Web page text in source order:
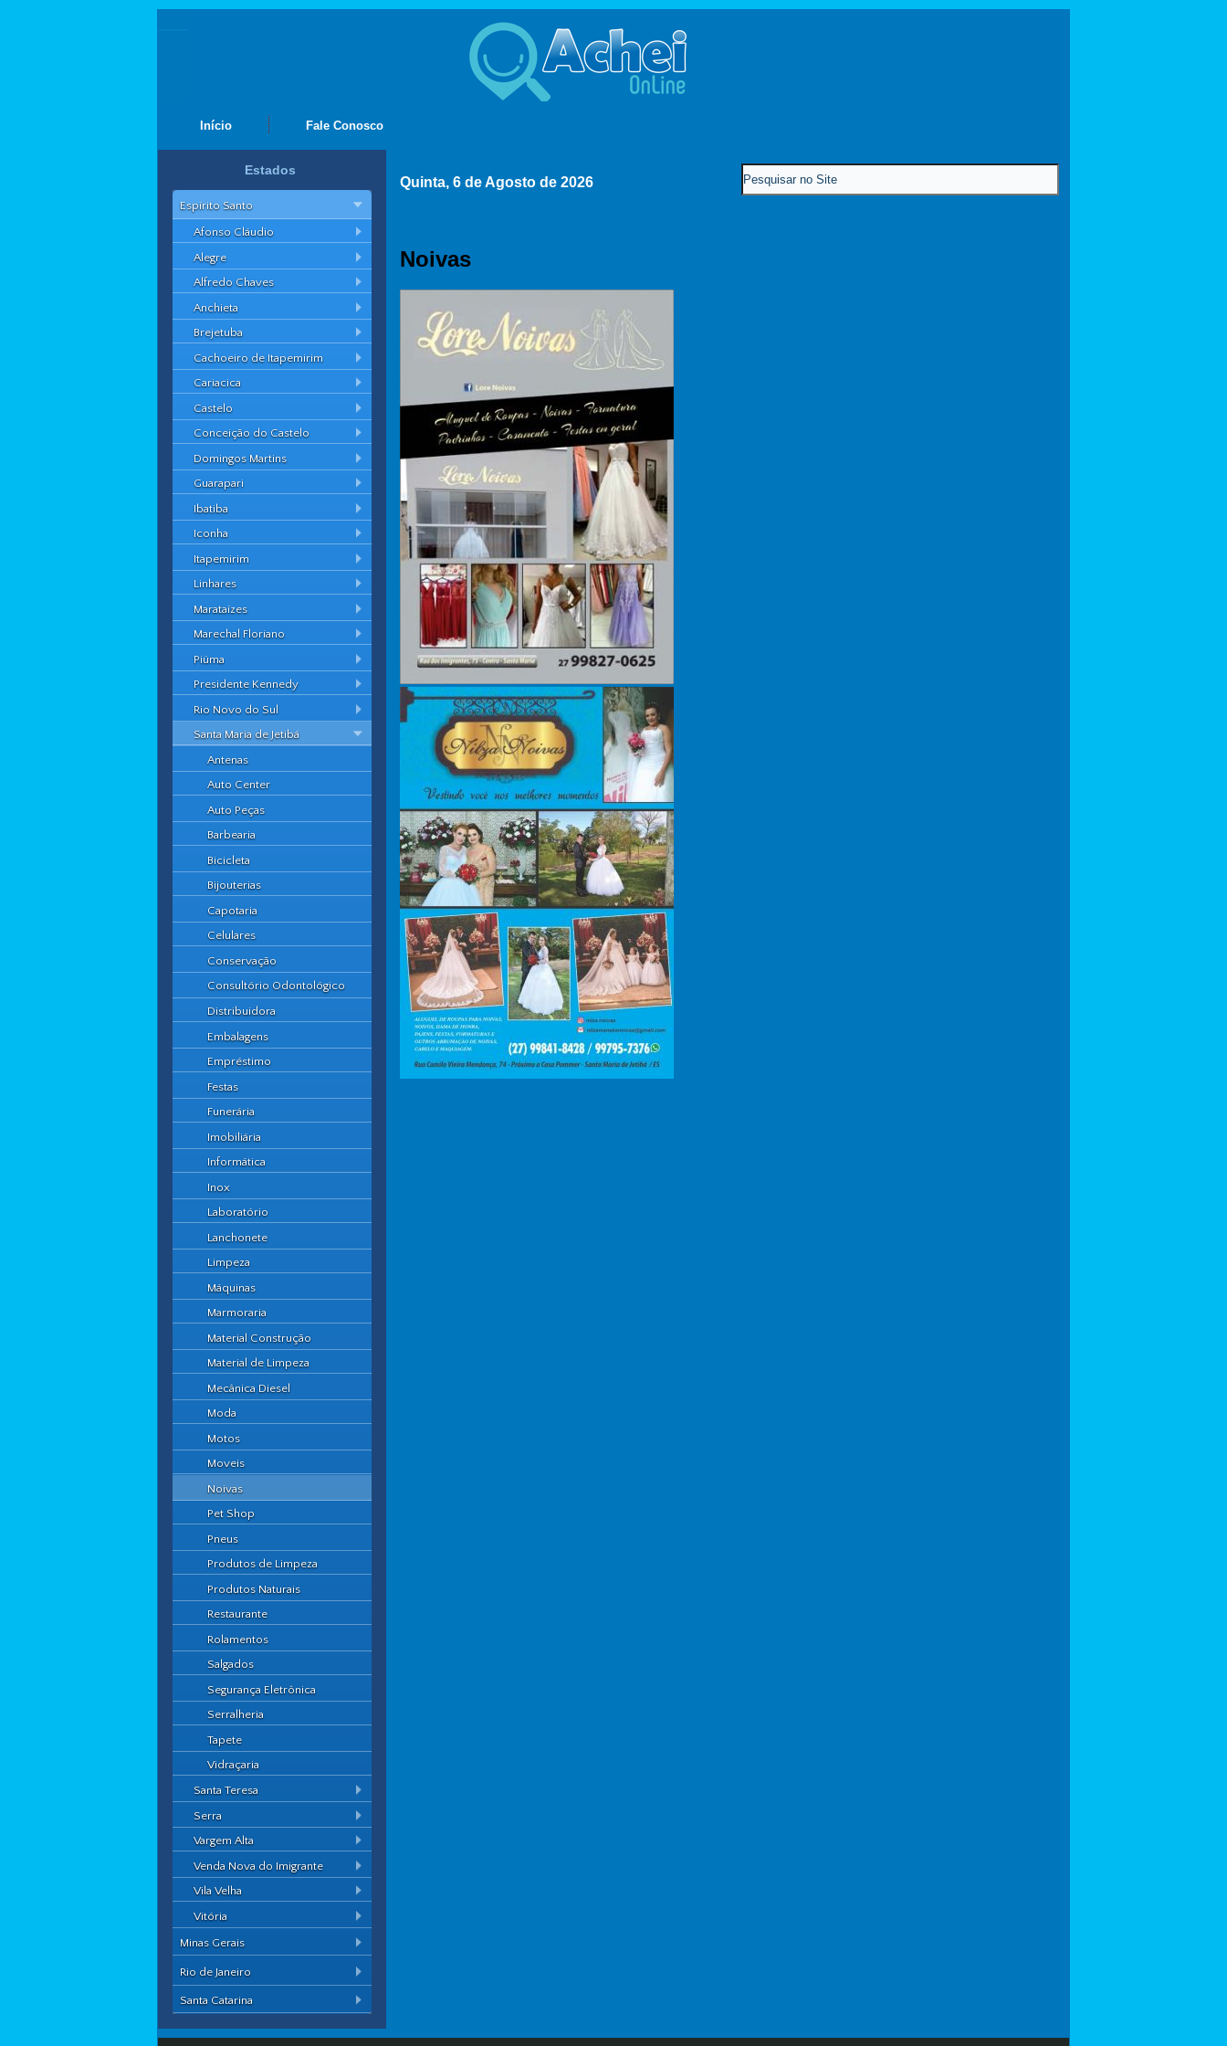
Início Fale Conosco
Estados
Espírito Santo
Afonso Cláudio
Alegre
Alfredo Chaves
Anchieta
Brejetuba
Cachoeiro de Itapemirim
Cariacica
Castelo
Conceição do Castelo
Domingos Martins
Guarapari
Ibatiba
Iconha
Itapemirim
Linhares
Marataízes
Marechal Floriano
Piúma
Presidente Kennedy
Rio Novo do Sul
Santa Maria de Jetibá
Antenas
Auto Center
Auto Peças
Barbearia
Bicicleta
Bijouterias
Capotaria
Celulares
Conservação
Consultório Odontológico
Distribuidora
Embalagens
Empréstimo
Festas
Funerária
Imobiliária
Informática
Inox
Laboratório
Lanchonete
Limpeza
Máquinas
Marmoraria
Material Construção
Material de Limpeza
Mecânica Diesel
Moda
Motos
Moveis
Noivas
Pet Shop
Pneus
Produtos de Limpeza
Produtos Naturais
Restaurante
Rolamentos
Salgados
Segurança Eletrônica
Serralheria
Tapete
Vidraçaria
Santa Teresa
Serra
Vargem Alta
Venda Nova do Imigrante
Vila Velha
Vitória
Minas Gerais
Rio de Janeiro
Santa Catarina
Quinta, 6 de Agosto de 2026
Noivas